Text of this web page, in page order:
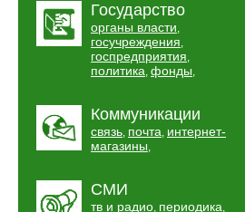
Государство
органы власти,
госучреждения,
госпредприятия,
политика, фонды,
Коммуникации
связь, почта, интернет-
магазины,
СМИ
тв и радио, периодика,